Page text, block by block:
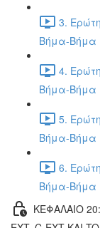
3.
Βήμα-Βήμα
4.
Βήμα-Βήμα
5.
Βήμα-Βήμα
6.
Βήμα-Βήμα
ΚΕΦΑΛΑΙΟ